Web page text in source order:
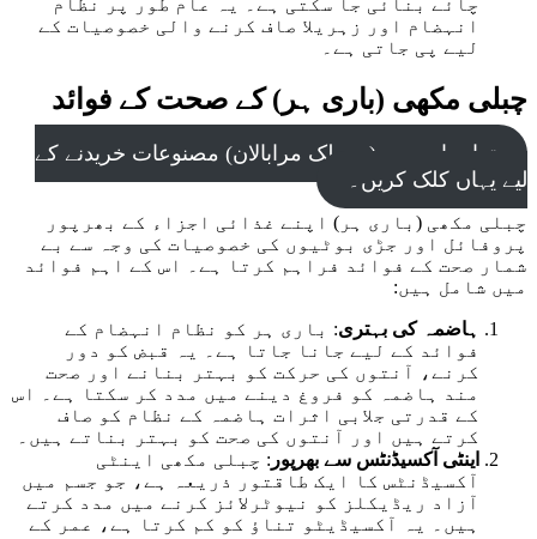
انہضام اور زہریلا صاف کرنے والی خصوصیات کے
لیے پی جاتی ہے۔
چبلی مکھی (باری ہر) کے صحت کے فوائد
تمام باری ہر (چیبولک مرابالان) مصنوعات خریدنے کے
لیے یہاں کلک کریں۔
چبلی مکھی (باری ہر) اپنے غذائی اجزاء کے بھرپور
پروفائل اور جڑی بوٹیوں کی خصوصیات کی وجہ سے بے
شمار صحت کے فوائد فراہم کرتا ہے۔ اس کے اہم فوائد
میں شامل ہیں:
ہاضمہ کی بہتری: باری ہر کو نظام انہضام کے
فوائد کے لیے جانا جاتا ہے۔ یہ قبض کو دور
کرنے، آنتوں کی حرکت کو بہتر بنانے اور صحت
مند ہاضمہ کو فروغ دینے میں مدد کر سکتا ہے۔ اس
کے قدرتی جلابی اثرات ہاضمہ کے نظام کو صاف
کرتے ہیں اور آنتوں کی صحت کو بہتر بناتے ہیں۔
اینٹی آکسیڈنٹس سے بھرپور : چبلی مکھی اینٹی
آکسیڈنٹس کا ایک طاقتور ذریعہ ہے، جو جسم میں
آزاد ریڈیکلز کو نیوٹرلائز کرنے میں مدد کرتے
ہیں۔ یہ آکسیڈیٹو تناؤ کو کم کرتا ہے، عمر کے